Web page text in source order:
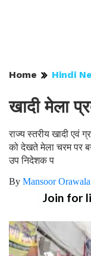
Home Hindi
खादी मेला
राज्य स्तरीय खादी एवं
को देखते मेला चरम पर
उप निदेशक प
By Mansoor Orawala
Join for